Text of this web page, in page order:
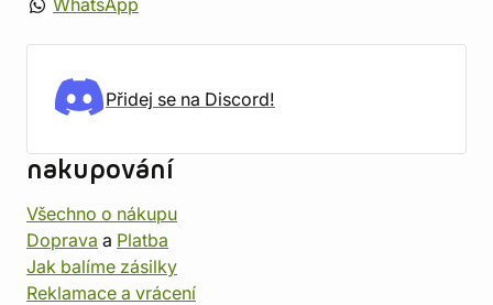
WhatsApp
Přidej se na Discord!
nakupování
Všechno o nákupu
Doprava a Platba
Jak balíme zásilky
Reklamace a vrácení